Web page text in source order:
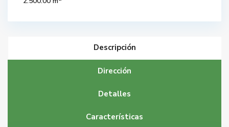
Descripción
Dirección
Detalles
Características